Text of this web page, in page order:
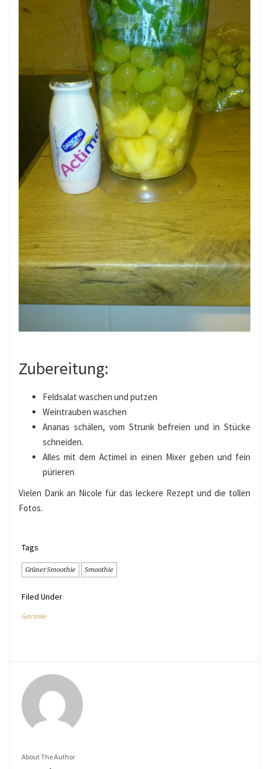
Zubereitung:
Feldsalat waschen und putzen
Weintrauben waschen
Ananas schälen, vom Strunk befreien und in Stücke
schneiden.
Alles mit dem Actimel in einen Mixer geben und fein
pürieren
Vielen Dank an Nicole für das leckere Rezept und die tollen
Fotos.
Tags
Grüner Smoothie Smoothie
Filed Under
Getränke
About The Author